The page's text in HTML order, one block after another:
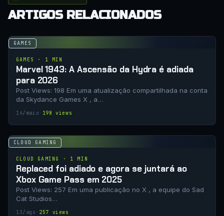
ARTIGOS RELACIONADOS
GAMES
GAMES · 1 MIN
Marvel 1943: A Ascensão da Hydra é adiada
para 2026
Post Views: 198 Em uma atualização compartilhada na conta
da Skydance Games X , a…
14/maio · 198 views
CLOUD GAMING
CLOUD GAMING · 1 MIN
Replaced foi adiado e agora se juntará ao
Xbox Game Pass em 2025
Post Views: 257 Em uma publicação no X , a equipe do Sad
Cat Studios…
13/ago · 257 views